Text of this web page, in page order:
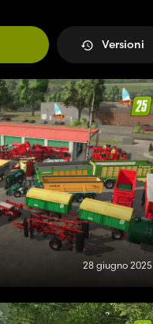
Versioni
28 giugno 2025